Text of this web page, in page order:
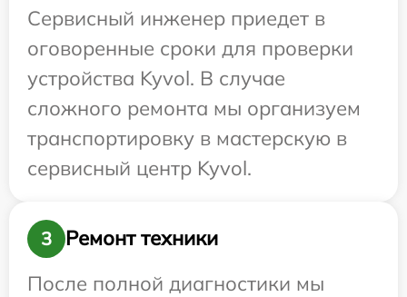
Сервисный инженер приедет в
оговоренные сроки для проверки
устройства Kyvol. В случае
сложного ремонта мы организуем
транспортировку в мастерскую в
сервисный центр Kyvol.
3
Ремонт техники
После полной диагностики мы